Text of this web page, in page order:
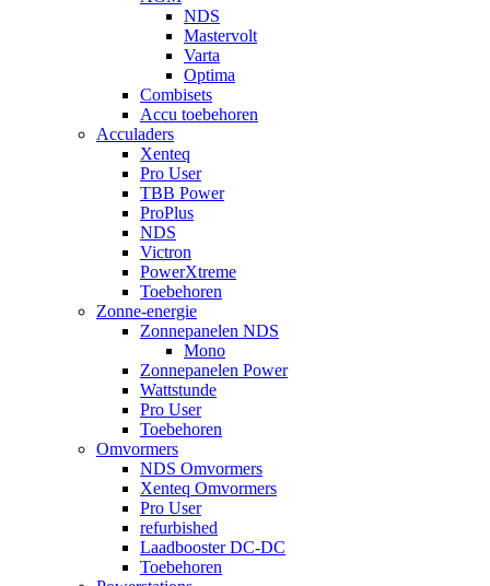
NDS
Mastervolt
Varta
Optima
Combisets
Accu toebehoren
Acculaders
Xenteq
Pro User
TBB Power
ProPlus
NDS
Victron
PowerXtreme
Toebehoren
Zonne-energie
Zonnepanelen NDS
Mono
Zonnepanelen Power
Wattstunde
Pro User
Toebehoren
Omvormers
NDS Omvormers
Xenteq Omvormers
Pro User
refurbished
Laadbooster DC-DC
Toebehoren